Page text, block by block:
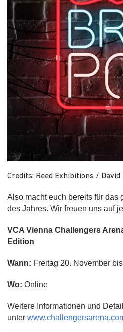
Credits: Reed Exhibitions / David
Also macht euch bereits für das
des Jahres. Wir freuen uns auf
VCA Vienna Challengers
Edition
Wann: Freitag 20. November
Wo: Online
Weitere Informationen und
unter